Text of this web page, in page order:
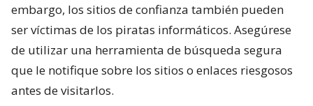
embargo, los sitios de confianza también pueden
ser víctimas de los piratas informáticos. Asegúrese
de utilizar una herramienta de búsqueda segura
que le notifique sobre los sitios o enlaces riesgosos
antes de visitarlos.